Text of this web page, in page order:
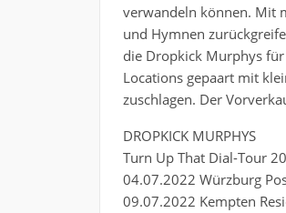
verwandeln können. Mit
und Hymnen
die Dropkick Murphys
Locations gepaart mit
zuschlagen. Der
DROPKICK MURPHYS
Turn Up That Dial-Tour
04.07.2022 Würzburg
09.07.2022 Kempten